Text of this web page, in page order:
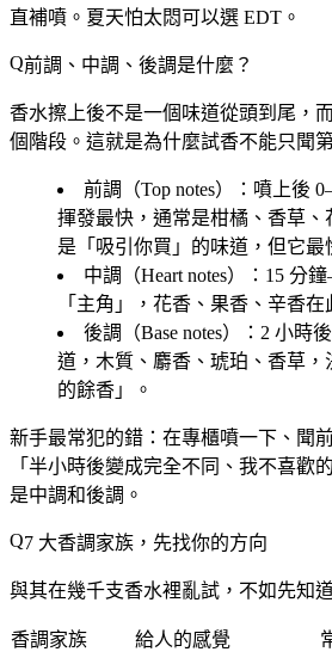
直補噴。夏天怕太悶可以選 EDT。
前調、中調、後調是什麼？
香水擦上後不是一個味道從頭到尾，
個階段。這就是為什麼試香不能只聞
前調（Top notes）
：噴上後
揮發最快，通常是柑橘、香草
是「吸引你買」的味道，但它最
中調（Heart notes）
：15 分
「主角」，花香、果香、辛香在
後調（Base notes）
：2 小時
道，木質、麝香、琥珀、香草，
的餘香」。
新手最常犯的錯：在專櫃噴一下、聞
「半小時後變成完全不同、我不喜歡
是中調和後調。
7 大香調家族，先找你的方向
與其在幾千支香水裡亂試，不如先知
香調家族 給人的感覺